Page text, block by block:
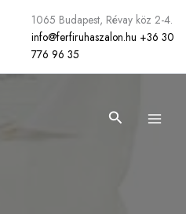
1065 Budapest, Révay köz 2-4.
info@ferfiruhaszalon.hu +36 30
776 96 35
Search